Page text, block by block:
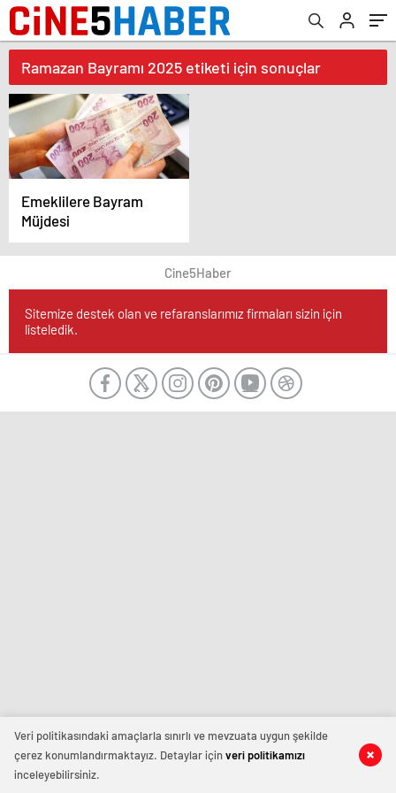
Ramazan Bayramı 2025 etiketi için sonuçlar
Emeklilere Bayram
Müjdesi
Cine5Haber
Sitemize destek olan ve refaranslarımız firmaları sizin için
listeledik.
Veri politikasındaki amaçlarla sınırlı ve mevzuata uygun şekilde
çerez konumlandırmaktayız. Detaylar içinveri politikamızı
inceleyebilirsiniz.